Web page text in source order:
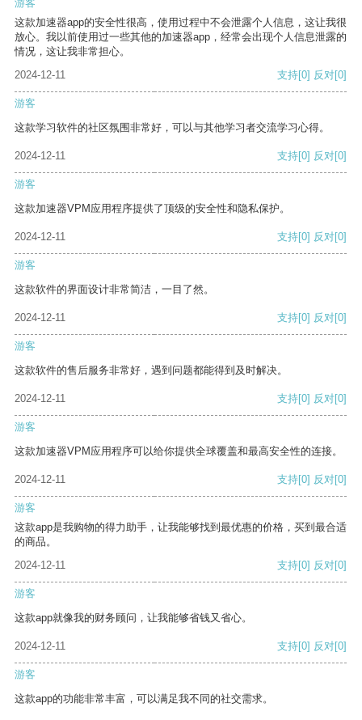
游客
这款加速器app的安全性很高，使用过程中不会泄露个人信息，这让我很
放心。我以前使用过一些其他的加速器app，经常会出现个人信息泄露的
情况，这让我非常担心。
2024-12-11
支持[0] 反对[0]
游客
这款学习软件的社区氛围非常好，可以与其他学习者交流学习心得。
2024-12-11 支持[0] 反对[0]
游客
这款加速器VPM应用程序提供了顶级的安全性和隐私保护。
2024-12-11 支持[0] 反对[0]
游客
这款软件的界面设计非常简洁，一目了然。
2024-12-11 支持[0] 反对[0]
游客
这款软件的售后服务非常好，遇到问题都能得到及时解决。
2024-12-11 支持[0] 反对[0]
游客
这款加速器VPM应用程序可以给你提供全球覆盖和最高安全性的连接。
2024-12-11 支持[0] 反对[0]
游客
这款app是我购物的得力助手，让我能够找到最优惠的价格，买到最合适
的商品。
2024-12-11
支持[0] 反对[0]
游客
这款app就像我的财务顾问，让我能够省钱又省心。
2024-12-11 支持[0] 反对[0]
游客
这款app的功能非常丰富，可以满足我不同的社交需求。